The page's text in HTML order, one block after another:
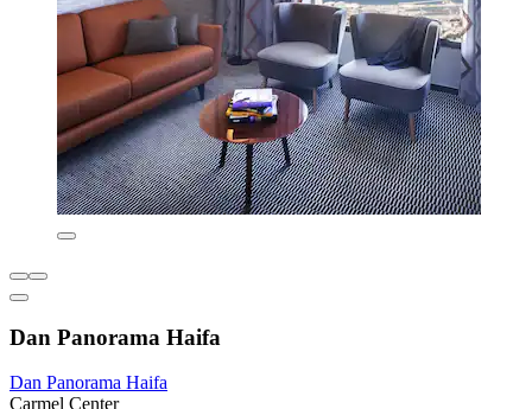
Dan Panorama Haifa
Dan Panorama Haifa
Carmel Center